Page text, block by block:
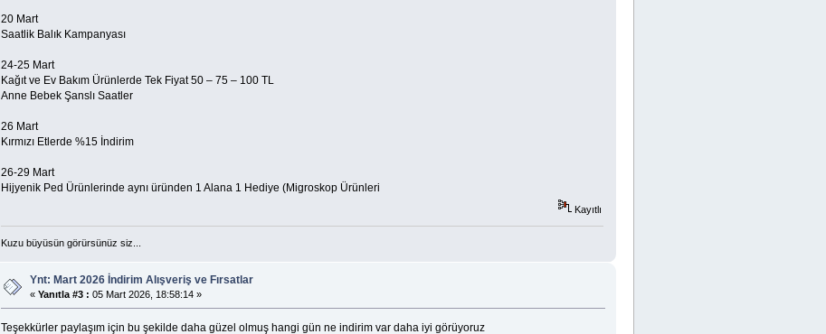
20 Mart
Saatlik Balık Kampanyası
24-25 Mart
Kağıt ve Ev Bakım Ürünlerde Tek Fiyat 50 – 75 – 100 TL
Anne Bebek Şanslı Saatler
26 Mart
Kırmızı Etlerde %15 İndirim
26-29 Mart
Hijyenik Ped Ürünlerinde aynı üründen 1 Alana 1 Hediye (Migroskop Ürünleri
Kayıtlı
Kuzu büyüsün görürsünüz siz...
Ynt: Mart 2026 İndirim Alışveriş ve Fırsatlar
« Yanıtla #3 : 05 Mart 2026, 18:58:14 »
Teşekkürler paylaşım için bu şekilde daha güzel olmuş hangi gün ne indirim var daha iyi görüyoruz